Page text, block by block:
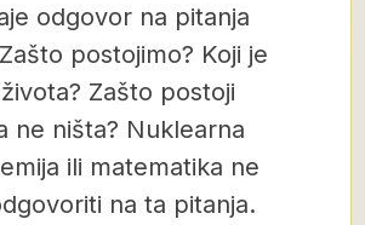
odgovor na pitanja
postojimo? Koji je
Zašto postoji
ne ništa? Nuklearna
ili matematika ne
na ta pitanja.